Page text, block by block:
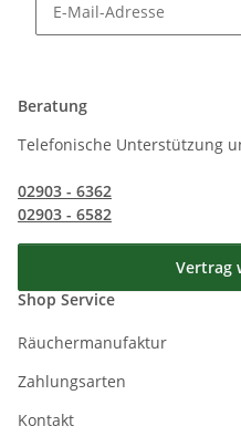
Beratung
Telefonische Unterstützung
02903 - 6362
02903 - 6582
Vertrag
Shop Service
Räuchermanufaktur
Zahlungsarten
Kontakt